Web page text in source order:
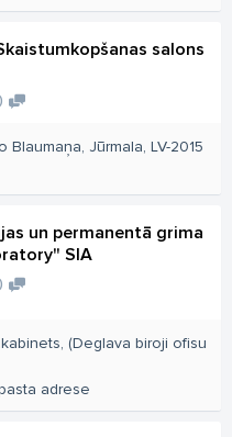
salons
Jūrmala, LV-2015
un permanentā grima
SIA
(Deglava biroji ofisu
adrese